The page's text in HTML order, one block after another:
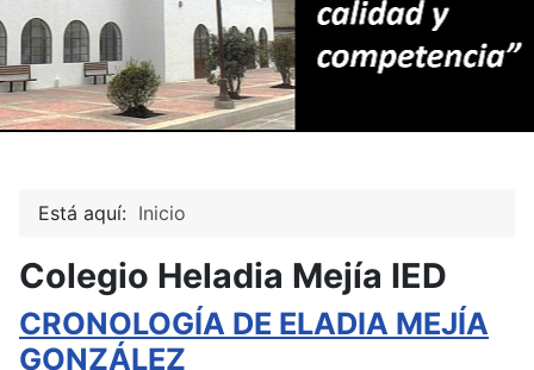
Está aquí: Inicio
Colegio Heladia Mejía IED
CRONOLOGÍA DE ELADIA MEJÍA
GONZÁLEZ